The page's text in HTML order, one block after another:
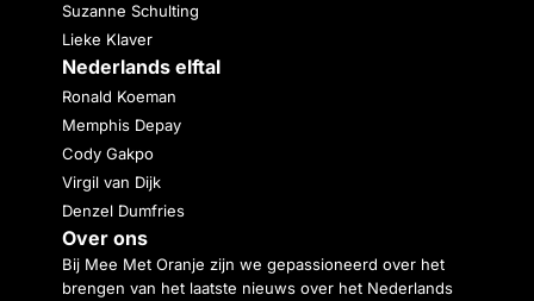
Suzanne Schulting
Lieke Klaver
Nederlands elftal
Ronald Koeman
Memphis Depay
Cody Gakpo
Virgil van Dijk
Denzel Dumfries
Over ons
Bij Mee Met Oranje zijn we gepassioneerd over het
brengen van het laatste nieuws over het Nederlands